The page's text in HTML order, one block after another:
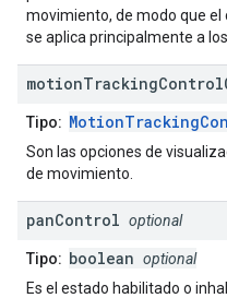
movimiento, de modo que el
se aplica principalmente a
motionTrackingControl
Tipo:
Son las opciones de
de movimiento.
panControl optional
Tipo: boolean optional
Es el estado habilitado o